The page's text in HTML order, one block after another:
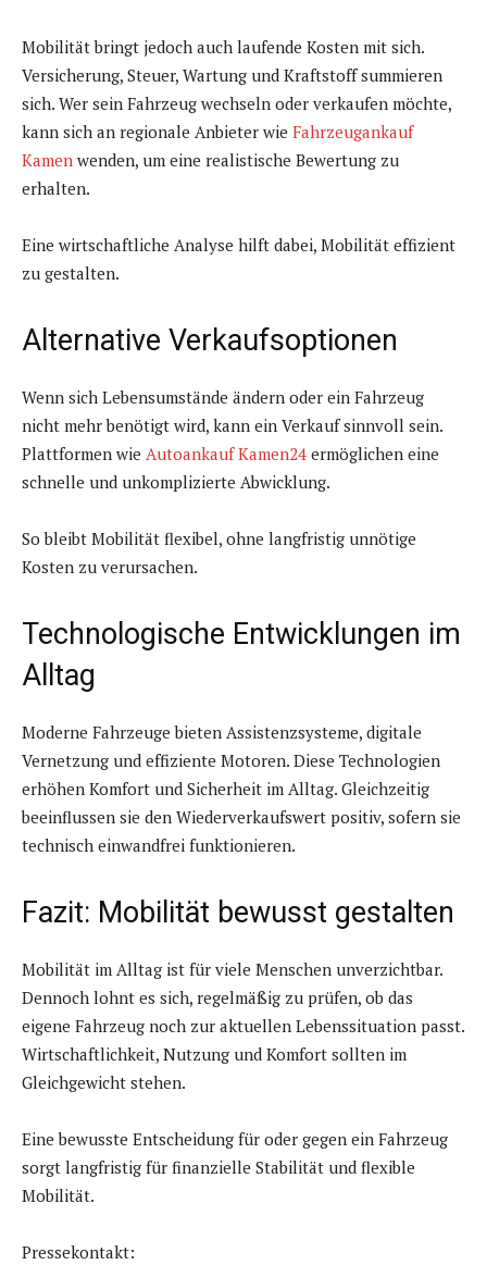
Mobilität bringt jedoch auch laufende Kosten mit sich.
Versicherung, Steuer, Wartung und Kraftstoff summieren
sich. Wer sein Fahrzeug wechseln oder verkaufen möchte,
kann sich an regionale Anbieter wie Fahrzeugankauf
Kamen wenden, um eine realistische Bewertung zu
erhalten.
Eine wirtschaftliche Analyse hilft dabei, Mobilität effizient
zu gestalten.
Alternative Verkaufsoptionen
Wenn sich Lebensumstände ändern oder ein Fahrzeug
nicht mehr benötigt wird, kann ein Verkauf sinnvoll sein.
Plattformen wie Autoankauf Kamen24 ermöglichen eine
schnelle und unkomplizierte Abwicklung.
So bleibt Mobilität flexibel, ohne langfristig unnötige
Kosten zu verursachen.
Technologische Entwicklungen im
Alltag
Moderne Fahrzeuge bieten Assistenzsysteme, digitale
Vernetzung und effiziente Motoren. Diese Technologien
erhöhen Komfort und Sicherheit im Alltag. Gleichzeitig
beeinflussen sie den Wiederverkaufswert positiv, sofern sie
technisch einwandfrei funktionieren.
Fazit: Mobilität bewusst gestalten
Mobilität im Alltag ist für viele Menschen unverzichtbar.
Dennoch lohnt es sich, regelmäßig zu prüfen, ob das
eigene Fahrzeug noch zur aktuellen Lebenssituation passt.
Wirtschaftlichkeit, Nutzung und Komfort sollten im
Gleichgewicht stehen.
Eine bewusste Entscheidung für oder gegen ein Fahrzeug
sorgt langfristig für finanzielle Stabilität und flexible
Mobilität.
Pressekontakt: